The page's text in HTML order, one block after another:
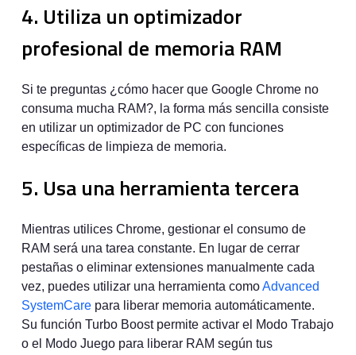
4. Utiliza un optimizador
profesional de memoria RAM
Si te preguntas ¿cómo hacer que Google Chrome no
consuma mucha RAM?, la forma más sencilla consiste
en utilizar un optimizador de PC con funciones
específicas de limpieza de memoria.
5. Usa una herramienta tercera
Mientras utilices Chrome, gestionar el consumo de
RAM será una tarea constante. En lugar de cerrar
pestañas o eliminar extensiones manualmente cada
vez, puedes utilizar una herramienta comoAdvanced
SystemCare para liberar memoria automáticamente.
Su función Turbo Boost permite activar el Modo Trabajo
o el Modo Juego para liberar RAM según tus